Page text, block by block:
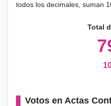
todos los decimales, suman
Total
Votos en Actas